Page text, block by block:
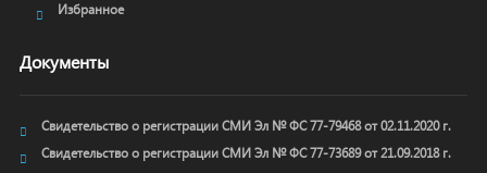
Избранное
Документы
Свидетельство о регистрации СМИ Эл № ФС 77-79468 от 02.11.2020 г.
Свидетельство о регистрации СМИ Эл № ФС 77-73689 от 21.09.2018 г.